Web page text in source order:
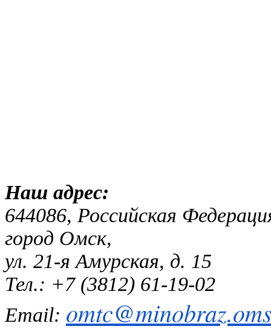
Наш
644086, Российская
город Омск,
ул. 21-я Амурская, д. 15
Тел.: +7 (3812) 61-19-02
Email: